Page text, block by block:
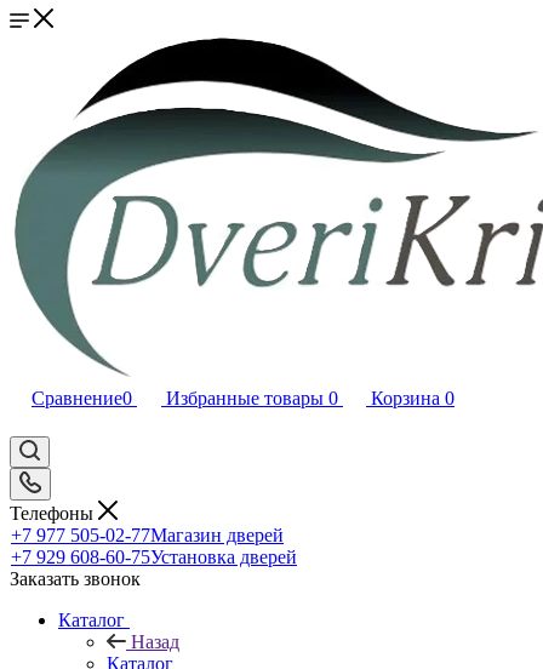
Сравнение0 Избранные товары 0 Корзина 0
Телефоны
+7 977 505-02-77Магазин дверей
+7 929 608-60-75Установка дверей
Заказать звонок
Каталог
Назад
Каталог